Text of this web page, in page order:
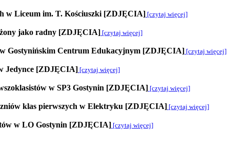
w Liceum im. T. Kościuszki [ZDJĘCIA] [czytaj więcej]
jako radny [ZDJĘCIA] [czytaj więcej]
Gostynińskim Centrum Edukacyjnym [ZDJĘCIA] [czytaj więcej]
Jedynce [ZDJĘCIA] [czytaj więcej]
w SP3 Gostynin [ZDJĘCIA] [czytaj więcej]
klas pierwszych w Elektryku [ZDJĘCIA] [czytaj więcej]
w LO Gostynin [ZDJĘCIA] [czytaj więcej]